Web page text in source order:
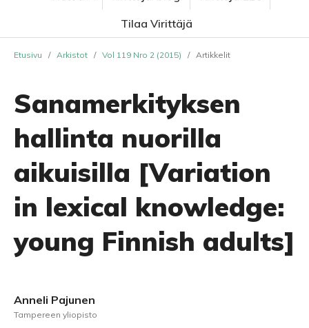
Tilaa Virittäjä
Etusivu / Arkistot / Vol 119 Nro 2 (2015) / Artikkelit
Sanamerkityksen
hallinta nuorilla
aikuisilla [Variation
in lexical knowledge:
young Finnish adults]
Anneli Pajunen
Tampereen yliopisto